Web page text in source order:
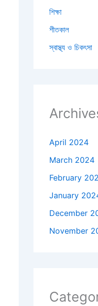
শিক্ষা
শীতকাল
স্বাস্থ্য ও চিকৎসা
April 2024
March 2024
February
January
December
November